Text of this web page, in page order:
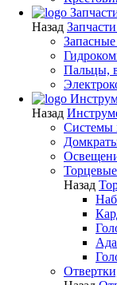
Назад
Запасные
Пальцы,
Назад
Системы
Назад